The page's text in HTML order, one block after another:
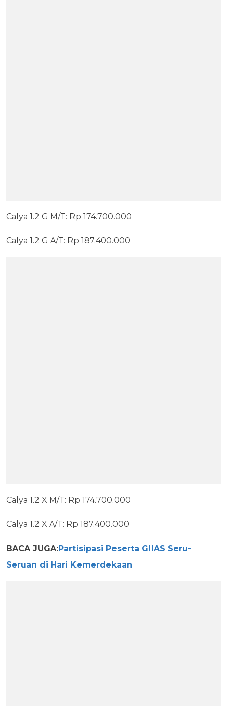
Calya 1.2 G M/T: Rp 174.700.000
Calya 1.2 G A/T: Rp 187.400.000
Calya 1.2 X M/T: Rp 174.700.000
Calya 1.2 X A/T: Rp 187.400.000
BACA JUGA:Partisipasi Peserta GIIAS Seru-
Seruan di Hari Kemerdekaan